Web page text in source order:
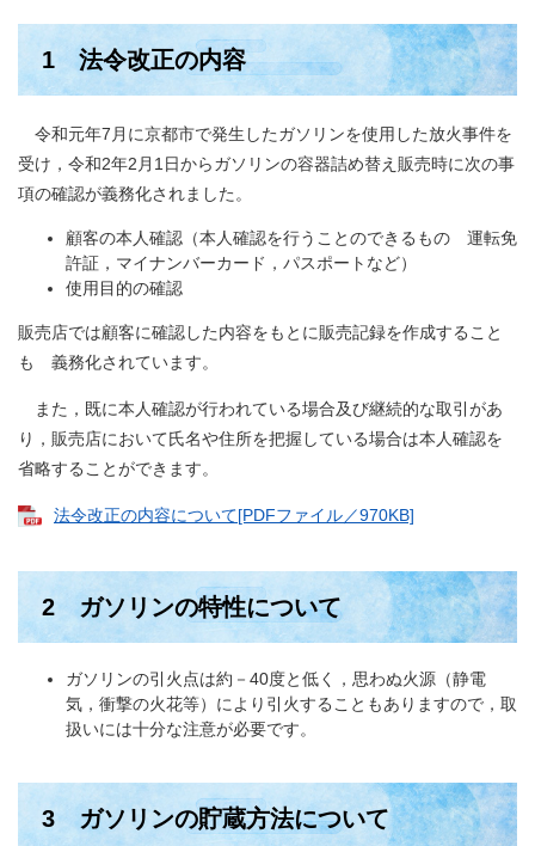
1 法令改正の内容
令和元年7月に京都市で発生したガソリンを使用した放火事件を
受け，令和2年2月1日からガソリンの容器詰め替え販売時に次の事
項の確認が義務化されました。
顧客の本人確認（本人確認を行うことのできるもの 運転免
許証，マイナンバーカード，パスポートなど）
使用目的の確認
販売店では顧客に確認した内容をもとに販売記録を作成すること
も 義務化されています。
また，既に本人確認が行われている場合及び継続的な取引があ
り，販売店において氏名や住所を把握している場合は本人確認を
省略することができます。
法令改正の内容について[PDFファイル／970KB]
2 ガソリンの特性について
ガソリンの引火点は約－40度と低く，思わぬ火源（静電
気，衝撃の火花等）により引火することもありますので，取
扱いには十分な注意が必要です。
3 ガソリンの貯蔵方法について